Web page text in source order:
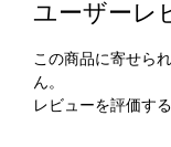
ユーザーレ
この商品に寄せら
ん。
レビューを評価す